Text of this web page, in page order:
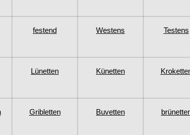
festend Westens Testens
Lünetten Künetten
Gribletten Buvetten